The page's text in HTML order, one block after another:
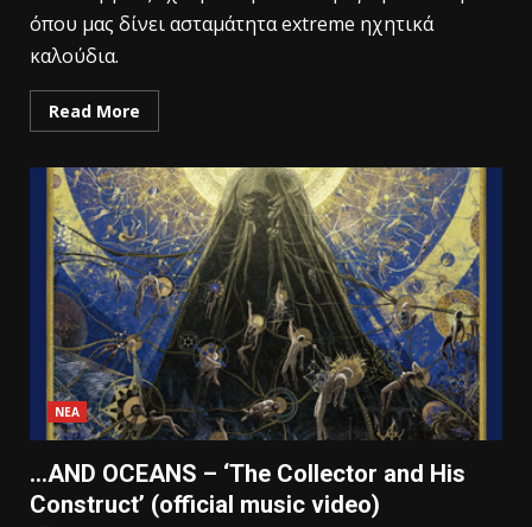
όπου μας δίνει ασταμάτητα extreme ηχητικά
καλούδια.
Read More
ΝΕΑ
…AND OCEANS – ‘The Collector and His
Construct’ (official music video)